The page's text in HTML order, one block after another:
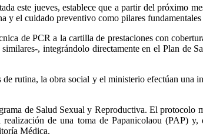
este jueves, establece que a partir del próximo
y el cuidado preventivo como pilares fundamentales
de PCR a la cartilla de prestaciones con
, integrándolo directamente en el Plan de
rutina, la obra social y el ministerio efectúan una
de Salud Sexual y Reproductiva. El protocolo
de una toma de Papanicolaou (PAP) y,
Médica.